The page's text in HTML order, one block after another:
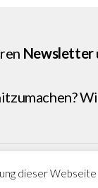
Newsletter
dieser